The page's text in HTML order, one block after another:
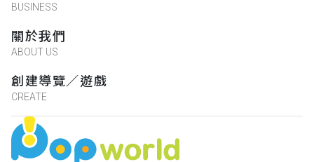
BUSINESS
關於我們
ABOUT US
創建導覽／遊戲
CREATE